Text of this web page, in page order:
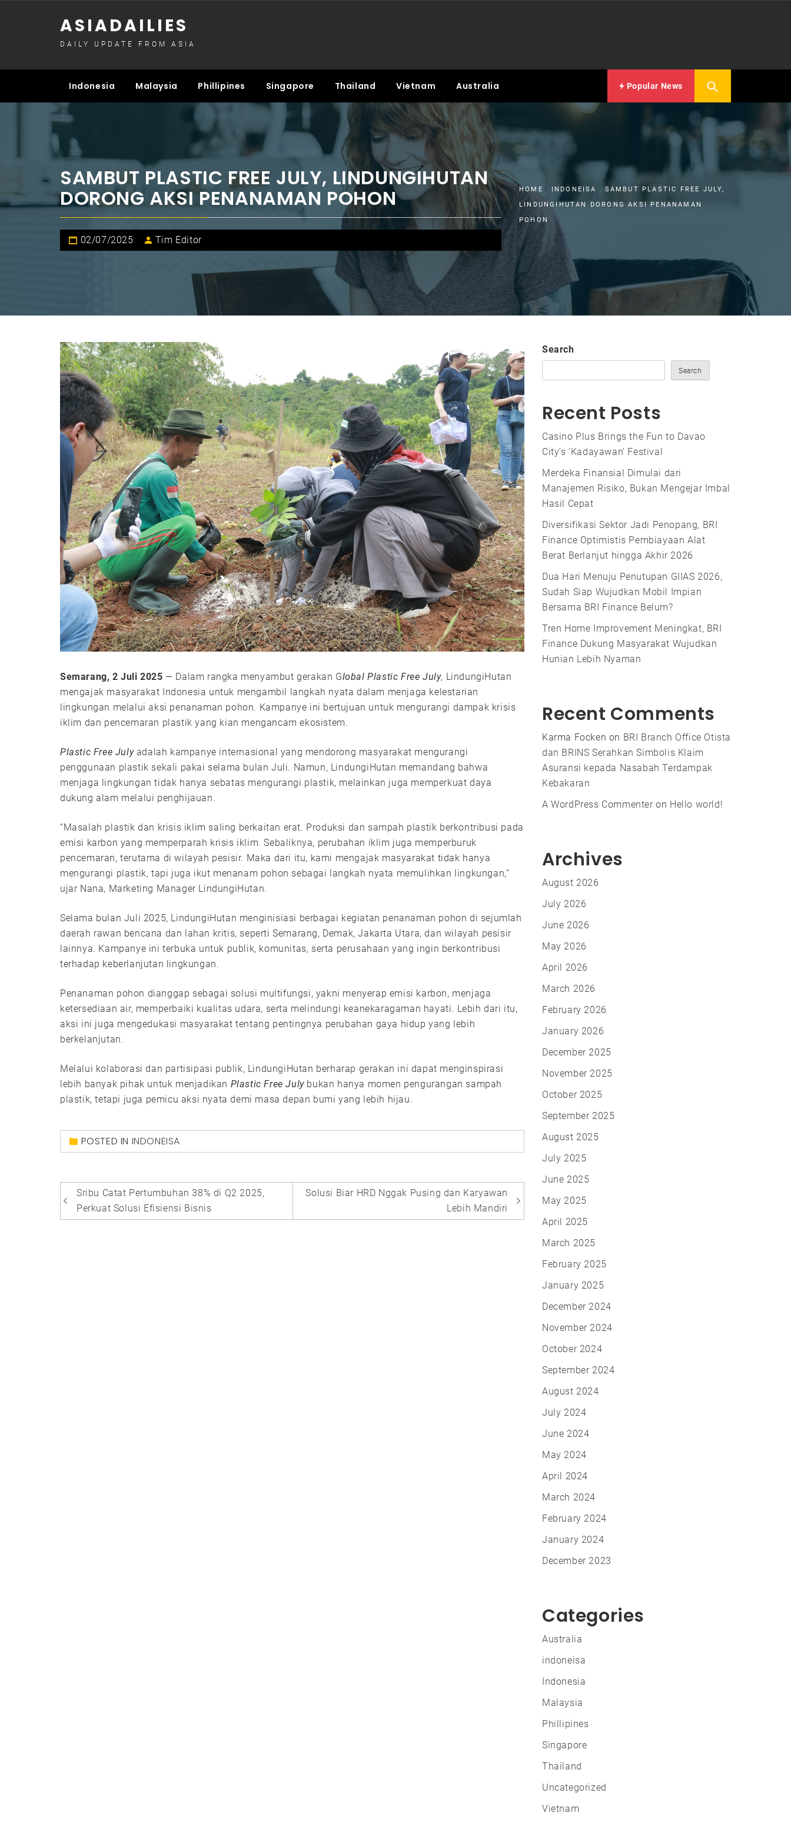
ASIADAILIES
DAILY UPDATE FROM ASIA
Indonesia Malaysia Phillipines Singapore Thailand Vietnam Australia Popular News
SAMBUT PLASTIC FREE JULY, LINDUNGIHUTAN
DORONG AKSI PENANAMAN POHON
02/07/2025 Tim Editor
HOME INDONEISA
SAMBUT PLASTIC FREE JULY,
LINDUNGIHUTAN DORONG AKSI PENANAMAN
POHON
Semarang, 2 Juli 2025 — Dalam rangka menyambut gerakan Global Plastic Free July, LindungiHutan
mengajak masyarakat Indonesia untuk mengambil langkah nyata dalam menjaga kelestarian
lingkungan melalui aksi penanaman pohon. Kampanye ini bertujuan untuk mengurangi dampak krisis
iklim dan pencemaran plastik yang kian mengancam ekosistem.
Plastic Free Julyadalah kampanye internasional yang mendorong masyarakat mengurangi
penggunaan plastik sekali pakai selama bulan Juli. Namun, LindungiHutan memandang bahwa
menjaga lingkungan tidak hanya sebatas mengurangi plastik, melainkan juga memperkuat daya
dukung alam melalui penghijauan.
“Masalah plastik dan krisis iklim saling berkaitan erat. Produksi dan sampah plastik berkontribusi pada
emisi karbon yang memperparah krisis iklim. Sebaliknya, perubahan iklim juga memperburuk
pencemaran, terutama di wilayah pesisir. Maka dari itu, kami mengajak masyarakat tidak hanya
mengurangi plastik, tapi juga ikut menanam pohon sebagai langkah nyata memulihkan lingkungan,”
ujar Nana, Marketing Manager LindungiHutan.
Selama bulan Juli 2025, LindungiHutan menginisiasi berbagai kegiatan penanaman pohon di sejumlah
daerah rawan bencana dan lahan kritis, seperti Semarang, Demak, Jakarta Utara, dan wilayah pesisir
lainnya. Kampanye ini terbuka untuk publik, komunitas, serta perusahaan yang ingin berkontribusi
terhadap keberlanjutan lingkungan.
Penanaman pohon dianggap sebagai solusi multifungsi, yakni menyerap emisi karbon, menjaga
ketersediaan air, memperbaiki kualitas udara, serta melindungi keanekaragaman hayati. Lebih dari itu,
aksi ini juga mengedukasi masyarakat tentang pentingnya perubahan gaya hidup yang lebih
berkelanjutan.
Melalui kolaborasi dan partisipasi publik, LindungiHutan berharap gerakan ini dapat menginspirasi
lebih banyak pihak untuk menjadikan Plastic Free Julybukan hanya momen pengurangan sampah
plastik, tetapi juga pemicu aksi nyata demi masa depan bumi yang lebih hijau.
POSTED IN INDONEISA
Post
navigation
Sribu Catat Pertumbuhan 38% di Q2 2025,
Perkuat Solusi Efisiensi Bisnis
Solusi Biar HRD Nggak Pusing dan Karyawan
Lebih Mandiri
Search
Search
Recent Posts
Casino Plus Brings the Fun to Davao
City’s ‘Kadayawan’ Festival
Merdeka Finansial Dimulai dari
Manajemen Risiko, Bukan Mengejar Imbal
Hasil Cepat
Diversifikasi Sektor Jadi Penopang, BRI
Finance Optimistis Pembiayaan Alat
Berat Berlanjut hingga Akhir 2026
Dua Hari Menuju Penutupan GIIAS 2026,
Sudah Siap Wujudkan Mobil Impian
Bersama BRI Finance Belum?
Tren Home Improvement Meningkat, BRI
Finance Dukung Masyarakat Wujudkan
Hunian Lebih Nyaman
Recent Comments
Karma Focken on BRI Branch Office Otista
dan BRINS Serahkan Simbolis Klaim
Asuransi kepada Nasabah Terdampak
Kebakaran
A WordPress Commenteron Hello world!
Archives
August 2026
July 2026
June 2026
May 2026
April 2026
March 2026
February 2026
January 2026
December 2025
November 2025
October 2025
September 2025
August 2025
July 2025
June 2025
May 2025
April 2025
March 2025
February 2025
January 2025
December 2024
November 2024
October 2024
September 2024
August 2024
July 2024
June 2024
May 2024
April 2024
March 2024
February 2024
January 2024
December 2023
Categories
Australia
indoneisa
Indonesia
Malaysia
Phillipines
Singapore
Thailand
Uncategorized
Vietnam